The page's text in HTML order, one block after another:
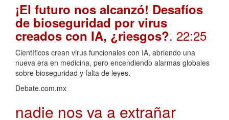
¡El futuro nos alcanzó! Desafíos
de bioseguridad por virus
creados con IA, ¿riesgos?. 22:25
Científicos crean virus funcionales con IA, abriendo una
nueva era en medicina, pero encendiendo alarmas globales
sobre bioseguridad y falta de leyes.
Debate.com.mx
nadie nos va a extrañar